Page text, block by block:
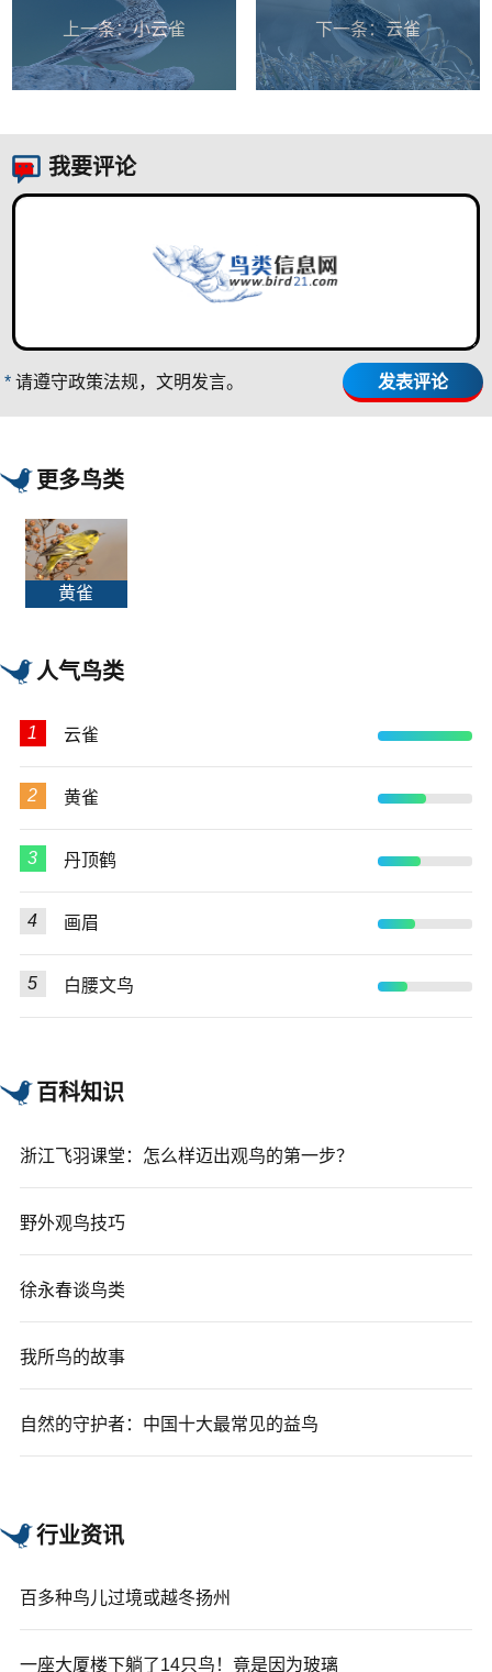
上一条：小云雀 下一条：云雀
我要评论
* 请遵守政策法规，文明发言。
更多鸟类
黄雀
人气鸟类
1 云雀
2 黄雀
3 丹顶鹤
4 画眉
5 白腰文鸟
百科知识
浙江飞羽课堂：怎么样迈出观鸟的第一步？
野外观鸟技巧
徐永春谈鸟类
我所鸟的故事
自然的守护者：中国十大最常见的益鸟
行业资讯
百多种鸟儿过境或越冬扬州
一座大厦楼下躺了14只鸟！竟是因为玻璃